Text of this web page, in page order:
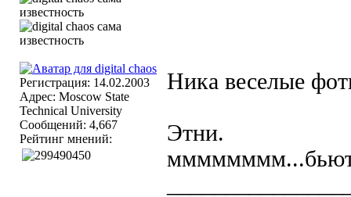
Регистрация: 14.02.2003
Адрес: Moscow State
Technical University
Сообщений: 4,667
Рейтинг мнений:
Ника веселые
Этни.